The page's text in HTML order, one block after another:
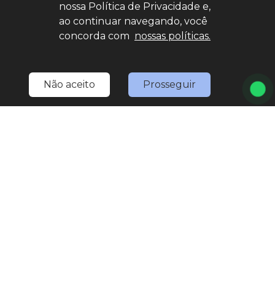
nossa Política de Privacidade e,
ao continuar navegando, você
concorda com nossas políticas.
Não aceito Prosseguir